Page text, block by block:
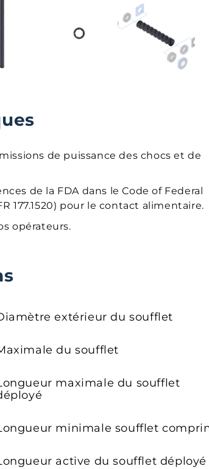
de puissance des chocs et de
de la FDA dans le Code of Federal
177.1520) pour le contact alimentaire.
opérateurs.
extérieur du soufflet
du soufflet
maximale du soufflet
minimale soufflet
active du soufflet déployé